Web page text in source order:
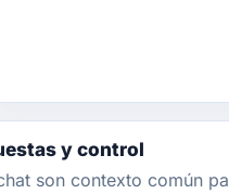
y control
son contexto común